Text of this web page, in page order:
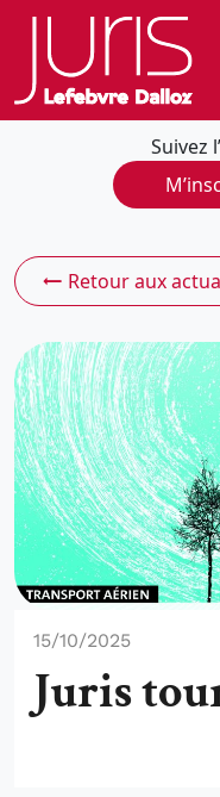
Suivez
Retour aux
15/10/2025
Juris